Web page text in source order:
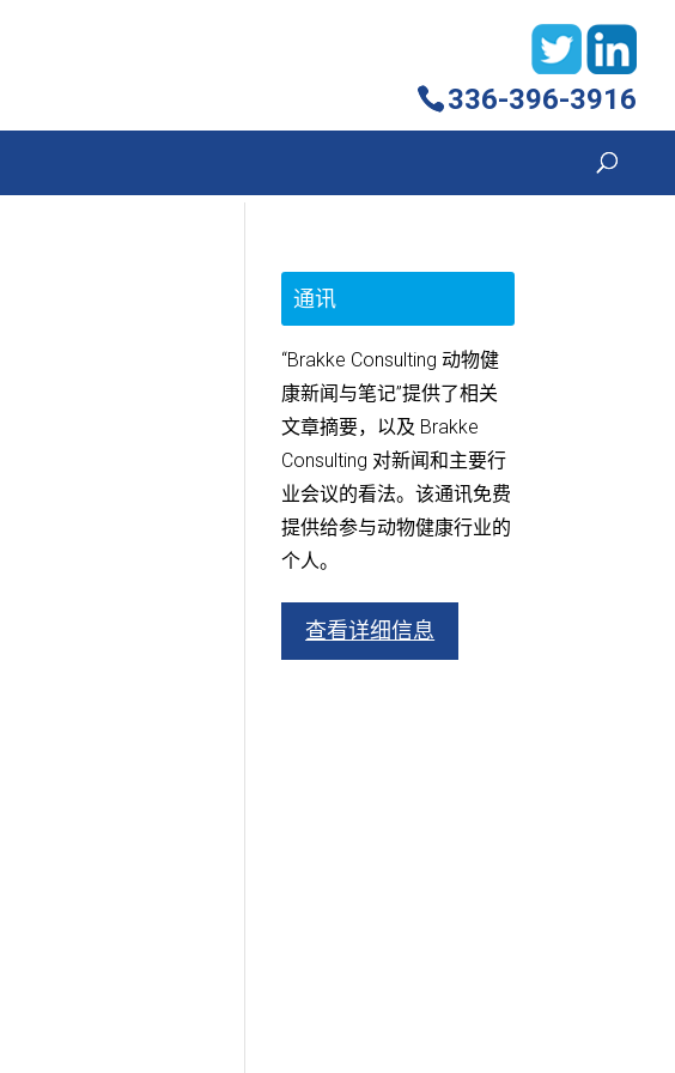
336-396-3916
通讯
“Brakke Consulting 动物健
康新闻与笔记”提供了相关
文章摘要，以及 Brakke
Consulting 对新闻和主要行
业会议的看法。该通讯免费
提供给参与动物健康行业的
个人。
查看详细信息